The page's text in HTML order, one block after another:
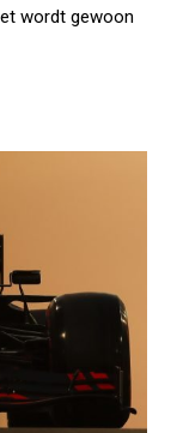
wordt gewoon